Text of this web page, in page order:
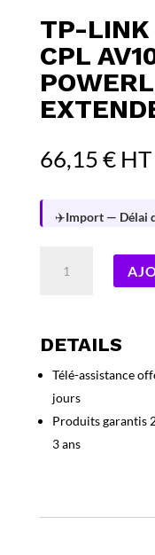
TP-LINK
CPL
66,15€ HT
✈️Import — Délai
MERCUSYS
AV1000
Gigabit
Powerline
Wi-
DETAILS
Télé-assistance
jours
Produits garantis
3 ans